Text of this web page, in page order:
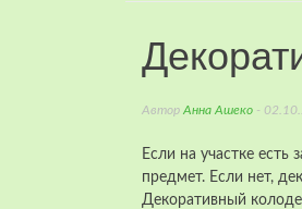
Автор Анна Ашеко -
Если на участке
предмет. Если нет,
Декоративный